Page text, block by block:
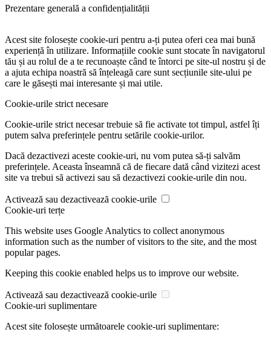
Prezentare generală a confidențialității
Acest site folosește cookie-uri pentru a-ți putea oferi cea mai bună
experiență în utilizare. Informațiile cookie sunt stocate în navigatorul
tău și au rolul de a te recunoaște când te întorci pe site-ul nostru și de
a ajuta echipa noastră să înțeleagă care sunt secțiunile site-ului pe
care le găsești mai interesante și mai utile.
Cookie-urile strict necesare
Cookie-urile strict necesar trebuie să fie activate tot timpul, astfel îți
putem salva preferințele pentru setările cookie-urilor.
Dacă dezactivezi aceste cookie-uri, nu vom putea să-ți salvăm
preferințele. Aceasta înseamnă că de fiecare dată când vizitezi acest
site va trebui să activezi sau să dezactivezi cookie-urile din nou.
Activează sau dezactivează cookie-urile
Cookie-uri terțe
This website uses Google Analytics to collect anonymous
information such as the number of visitors to the site, and the most
popular pages.
Keeping this cookie enabled helps us to improve our website.
Activează sau dezactivează cookie-urile
Cookie-uri suplimentare
Acest site folosește următoarele cookie-uri suplimentare: